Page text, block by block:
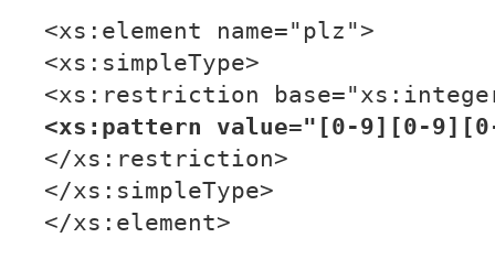
<xs:element name="plz">
<xs:simpleType>
<xs:restriction
<xs:pattern value="[0-9][0-
</xs:restriction>
</xs:simpleType>
</xs:element>